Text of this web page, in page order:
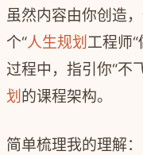
虽然内容由你创造
个“人生规划 工程师“
过程中，指引你“不
划 的课程架构。
简单梳理我的理解：